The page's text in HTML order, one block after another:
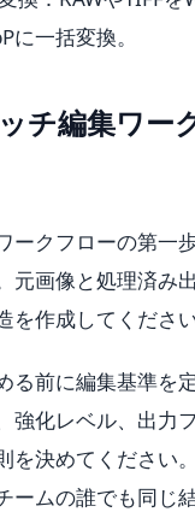
に一括変換。
チ編集ワー
ークフローの第一
元画像と処理済み
を作成してください
る前に編集基準を
強化レベル、出力
を決めてください
ームの誰でも同じ